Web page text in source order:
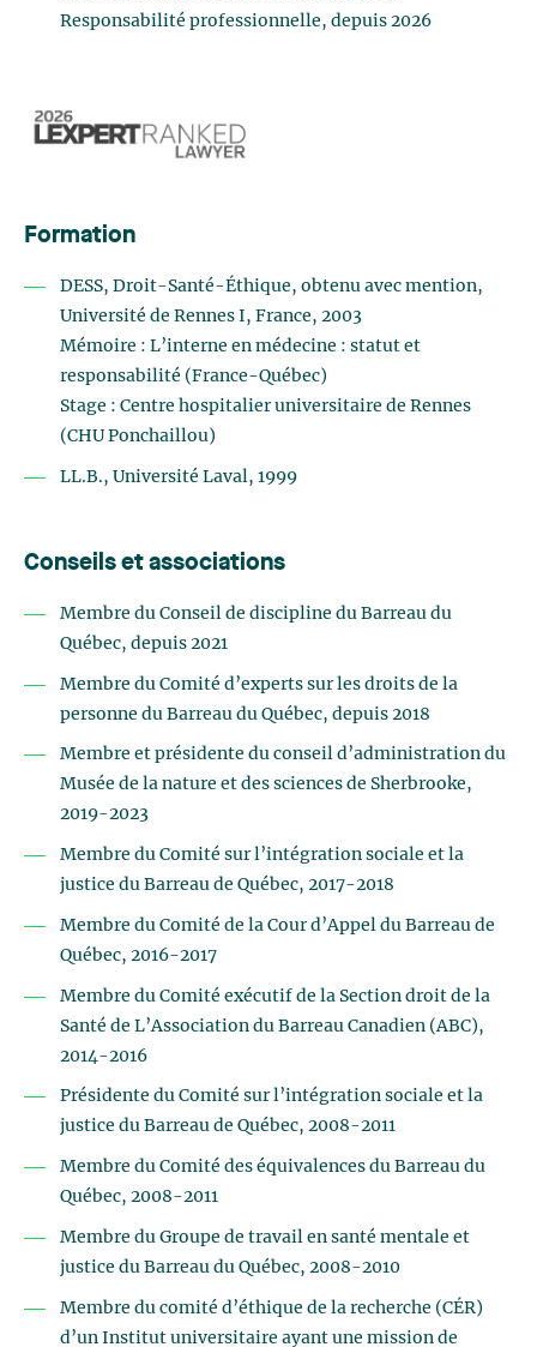
Responsabilité professionnelle, depuis 2026
Formation
DESS, Droit-Santé-Éthique, obtenu avec mention,
Université de Rennes I, France, 2003
Mémoire : L’interne en médecine : statut et
responsabilité (France-Québec)
Stage : Centre hospitalier universitaire de Rennes
(CHU Ponchaillou)
LL.B., Université Laval, 1999
Conseils et associations
Membre du Conseil de discipline du Barreau du
Québec, depuis 2021
Membre du Comité d’experts sur les droits de la
personne du Barreau du Québec, depuis 2018
Membre et présidente du conseil d’administration du
Musée de la nature et des sciences de Sherbrooke,
2019-2023
Membre du Comité sur l’intégration sociale et la
justice du Barreau de Québec, 2017-2018
Membre du Comité de la Cour d’Appel du Barreau de
Québec, 2016-2017
Membre du Comité exécutif de la Section droit de la
Santé de L’Association du Barreau Canadien (ABC),
2014-2016
Présidente du Comité sur l’intégration sociale et la
justice du Barreau de Québec, 2008-2011
Membre du Comité des équivalences du Barreau du
Québec, 2008-2011
Membre du Groupe de travail en santé mentale et
justice du Barreau du Québec, 2008-2010
Membre du comité d’éthique de la recherche (CÉR)
d’un Institut universitaire ayant une mission de